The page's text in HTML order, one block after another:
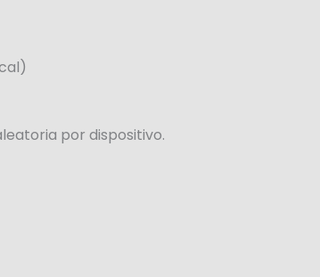
por dispositivo.